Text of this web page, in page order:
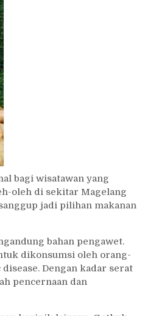
bagi wisatawan yang
oleh di sekitar Magelang
jadi pilihan makanan
bahan pengawet.
dikonsumsi oleh orang-
Dengan kadar serat
pencernaan dan